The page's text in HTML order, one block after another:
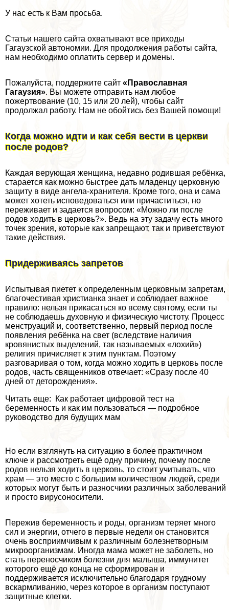
У нас есть к Вам просьба.
Статьи нашего сайта охватывают все приходы
Гагаузской автономии. Для продолжения работы сайта,
нам необходимо оплатить сервер и домены.
Пожалуйста, поддержите сайт «Православная
Гагаузия». Вы можете отправить нам любое
пожертвование (10, 15 или 20 лей), чтобы сайт
продолжал работу. Нам не обойтись без Вашей помощи!
Когда можно идти и как себя вести в церкви
после родов?
Каждая верующая женщина, недавно родившая ребёнка,
старается как можно быстрее дать младенцу церковную
защиту в виде ангела-хранителя. Кроме того, она и сама
может хотеть исповедоваться или причаститься, но
переживает и задается вопросом: «Можно ли после
родов ходить в церковь?». Ведь на эту задачу есть много
точек зрения, которые как запрещают, так и приветствуют
такие действия.
Придерживаясь запретов
Испытывая пиетет к определенным церковным запретам,
благочестивая христианка знает и соблюдает важное
правило: нельзя прикасаться ко всему святому, если ты
не соблюдаешь духовную и физическую чистоту. Процесс
мeнcтpуаций и, соответственно, первый период после
появления ребёнка на свет (вследствие наличия
кровянистых выделений, так называемых «лохий»)
религия причисляет к этим пунктам. Поэтому
разговаривая о том, когда можно ходить в церковь после
родов, часть священников отвечает: «Сразу после 40
дней от деторождения».
Читать еще: Как работает цифровой тест на
беременность и как им пользоваться — подробное
руководство для будущих мам
Но если взглянуть на ситуацию в более пpaктичном
ключе и рассмотреть ещё одну причину, почему после
родов нельзя ходить в церковь, то стоит учитывать, что
храм — это место с большим количеством людей, среди
которых могут быть и разносчики различных заболеваний
и просто вирусоносители.
Пережив беременность и роды, организм теряет много
сил и энергии, отчего в первые недели он становится
очень восприимчивым к различным болезнетворным
микроорганизмам. Иногда мама может не заболеть, но
стать переносчиком болезни для малыша, иммунитет
которого ещё до конца не сформирован и
поддерживается исключительно благодаря грудному
вскармливанию, через которое в организм поступают
защитные клетки.